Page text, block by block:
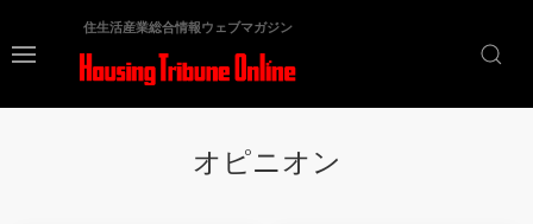
住生活産業総合情報ウェブマガジン
オピニオン